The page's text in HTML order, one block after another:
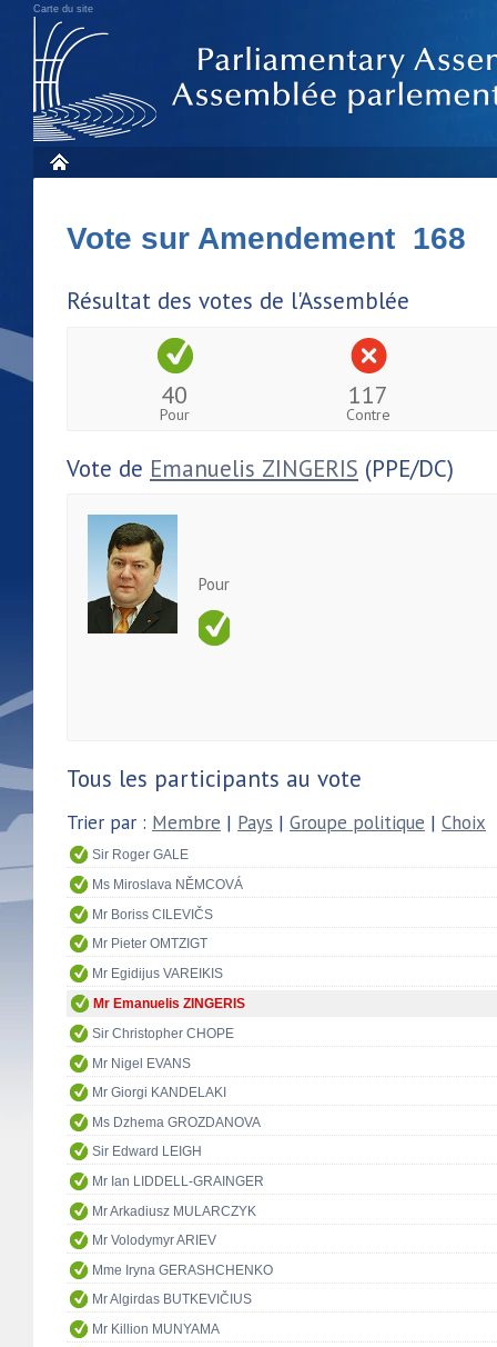
Carte du site
Vote sur Amendement 168
Résultat des votes de l'Assemblée
40
Pour
117
Contre
Vote de Emanuelis ZINGERIS (PPE/DC)
Pour
Tous les participants au vote
Trier par : Membre | Pays | Groupe politique | Choix
Sir Roger GALE
Ms Miroslava NĚMCOVÁ
Mr Boriss CILEVIČS
Mr Pieter OMTZIGT
Mr Egidijus VAREIKIS
Mr Emanuelis ZINGERIS
Sir Christopher CHOPE
Mr Nigel EVANS
Mr Giorgi KANDELAKI
Ms Dzhema GROZDANOVA
Sir Edward LEIGH
Mr Ian LIDDELL-GRAINGER
Mr Arkadiusz MULARCZYK
Mr Volodymyr ARIEV
Mme Iryna GERASHCHENKO
Mr Algirdas BUTKEVIČIUS
Mr Killion MUNYAMA